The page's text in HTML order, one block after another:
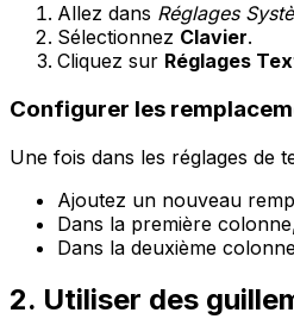
Allez dans Réglages
Sélectionnez Clavier.
Cliquez sur Réglages
Configurer les
Une fois dans les réglages de
Ajoutez un nouveau
Dans la première
Dans la deuxième
2. Utiliser des